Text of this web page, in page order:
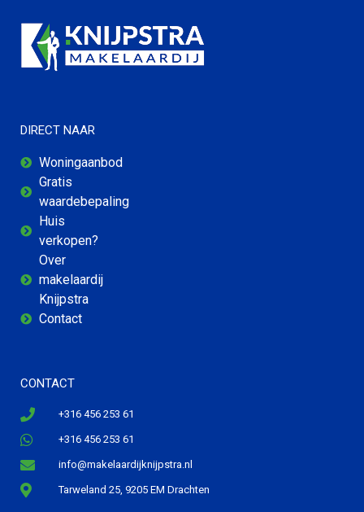
DIRECT NAAR
Woningaanbod
Gratis
waardebepaling
Huis
verkopen?
Over
makelaardij
Knijpstra
Contact
CONTACT
+316 456 253 61
+316 456 253 61
info@makelaardijknijpstra.nl
Tarweland 25, 9205 EM Drachten